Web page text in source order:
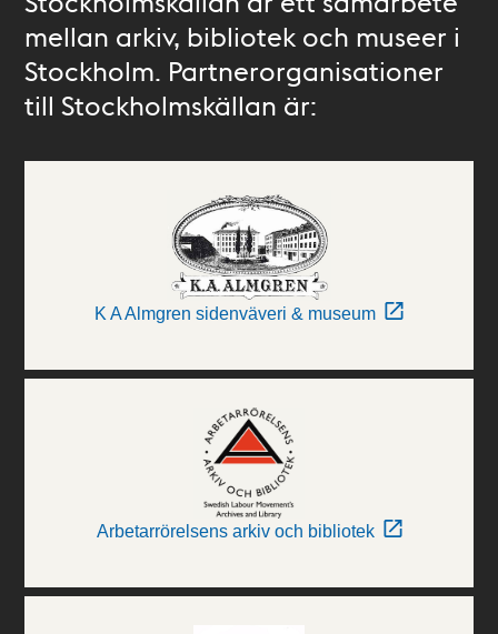
mellan arkiv, bibliotek och museer i
Stockholm. Partnerorganisationer
till Stockholmskällan är:
K A Almgren sidenväveri & museum
Arbetarrörelsens arkiv och bibliotek